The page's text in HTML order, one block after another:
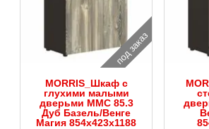
под заказ
MORRIS_Шкаф с
глухими малыми
дверьми MMC 85.3
Дуб Базель/Венге
Магия 854х423х1188